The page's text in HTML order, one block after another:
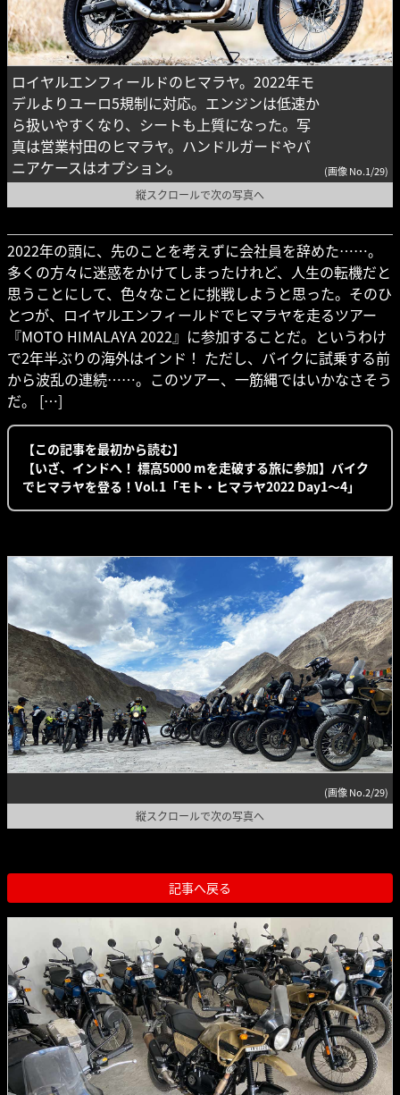
ロイヤルエンフィールドのヒマラヤ。2022年モ
デルよりユーロ5規制に対応。エンジンは低速か
ら扱いやすくなり、シートも上質になった。写
真は営業村田のヒマラヤ。ハンドルガードやパ
ニアケースはオプション。
(画像 No.1/29)
縦スクロールで次の写真へ
2022年の頭に、先のことを考えずに会社員を辞めた……。
多くの方々に迷惑をかけてしまったけれど、人生の転機だと
思うことにして、色々なことに挑戦しようと思った。そのひ
とつが、ロイヤルエンフィールドでヒマラヤを走るツアー
『MOTO HIMALAYA 2022』に参加することだ。というわけ
で2年半ぶりの海外はインド！ ただし、バイクに試乗する前
から波乱の連続……。このツアー、一筋縄ではいかなさそう
だ。 […]
【この記事を最初から読む】
【いざ、インドへ！ 標高5000 mを走破する旅に参加】バイク
でヒマラヤを登る！Vol.1「モト・ヒマラヤ2022 Day1〜4」
(画像 No.2/29)
縦スクロールで次の写真へ
記事へ戻る